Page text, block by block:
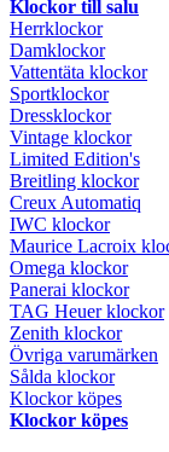
Klockor till salu
Herrklockor
Damklockor
Vattentäta klockor
Sportklockor
Dressklockor
Vintage klockor
Limited Edition's
Breitling klockor
Creux Automatiq
IWC klockor
Maurice Lacroix
Omega klockor
Panerai klockor
TAG Heuer klockor
Zenith klockor
Övriga varumärken
Sålda klockor
Klockor köpes
Klockor köpes